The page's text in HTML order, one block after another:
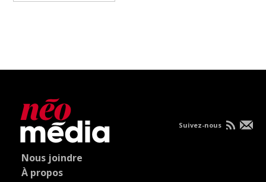
Nous joindre
À propos
Suivez-nous